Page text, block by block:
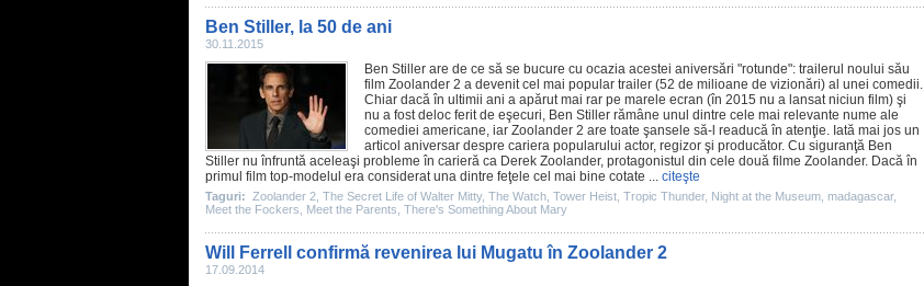
Ben Stiller, la 50 de ani
30.11.2015
Ben Stiller are de ce să se bucure cu ocazia acestei aniversări "rotunde": trailerul noului său
film Zoolander 2 a devenit cel mai popular trailer (52 de milioane de vizionări) al unei comedii.
Chiar dacă în ultimii ani a apărut mai rar pe marele ecran (în 2015 nu a lansat niciun film) şi
nu a fost deloc ferit de eşecuri, Ben Stiller rămâne unul dintre cele mai relevante nume ale
comediei americane, iar Zoolander 2 are toate şansele să-l readucă în atenţie. Iată mai jos un
articol aniversar despre cariera popularului actor, regizor şi producător. Cu siguranţă Ben
Stiller nu înfruntă aceleaşi probleme în carieră ca Derek Zoolander, protagonistul din cele două filme Zoolander. Dacă în
primul film top-modelul era considerat una dintre feţele cel mai bine cotate ... citeşte
Taguri: Zoolander 2 The Secret Life of Walter Mitty, The Watch Tower Heist Tropic Thunder, Night at the Museum madagascar,
Meet the Fockers
Meet the Parents There's Something About Mary
Will Ferrell confirmă revenirea lui Mugatu în Zoolander 2
17.09.2014